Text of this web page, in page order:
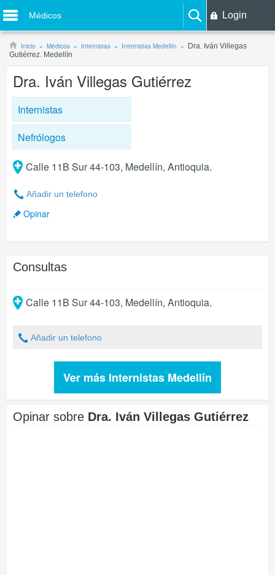
Médicos Login
Inicio Médicos Internistas Internistas Medellín
Dra. Iván Villegas
Gutiérrez. Medellín
Dra. Iván Villegas Gutiérrez
Internistas
Nefrólogos
Calle 11B Sur 44-103, Medellín, Antioquia.
Añadir un telefono
Opinar
Consultas
Calle 11B Sur 44-103, Medellín, Antioquia.
Añadir un telefono
Ver más Internistas Medellín
Opinar sobre Dra. Iván Villegas Gutiérrez